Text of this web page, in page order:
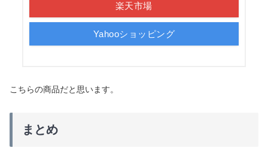
楽天市場
Yahooショッピング
こちらの商品だと思います。
まとめ